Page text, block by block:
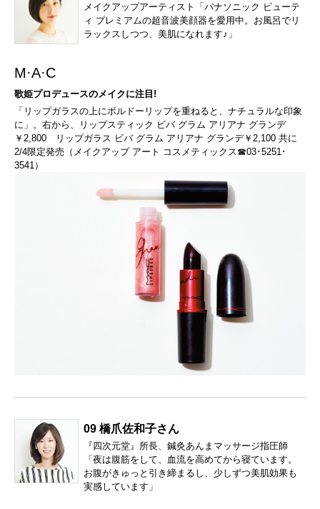
メイクアップアーティスト「パナソニック ビューテ
ィ プレミアムの超音波美顔器を愛用中。お風呂でリ
ラックスしつつ、美肌になれます♪」
M·A·C
歌姫プロデュースのメイクに注目!
「リップガラスの上にボルドーリップを重ねると、ナチュラルな印象
に」。右から、リップスティック ビバ グラム アリアナ グランデ
￥2,800 リップガラス ビバ グラム アリアナ グランデ￥2,100 共に
2/4限定発売（メイクアップ アート コスメティックス☎03･5251･
3541）
09 橋爪佐和子さん
『四次元堂』所長、鍼灸あんまマッサージ指圧師
「夜は腹筋をして、血流を高めてから寝ています。
お腹がきゅっと引き締まるし、少しずつ美肌効果も
実感しています」